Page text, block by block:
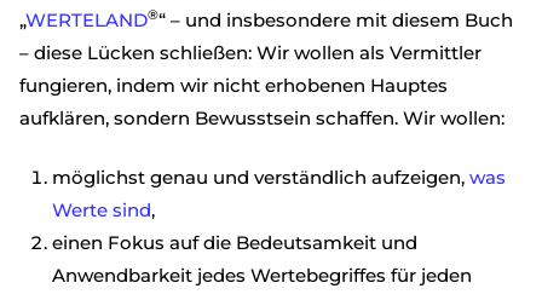
„WERTELAND®“ – und insbesondere mit diesem Buch
– diese Lücken schließen: Wir wollen als Vermittler
fungieren, indem wir nicht erhobenen Hauptes
aufklären, sondern Bewusstsein schaffen. Wir wollen:
möglichst genau und verständlich aufzeigen, was
Werte sind,
einen Fokus auf die Bedeutsamkeit und
Anwendbarkeit jedes Wertebegriffes für jeden